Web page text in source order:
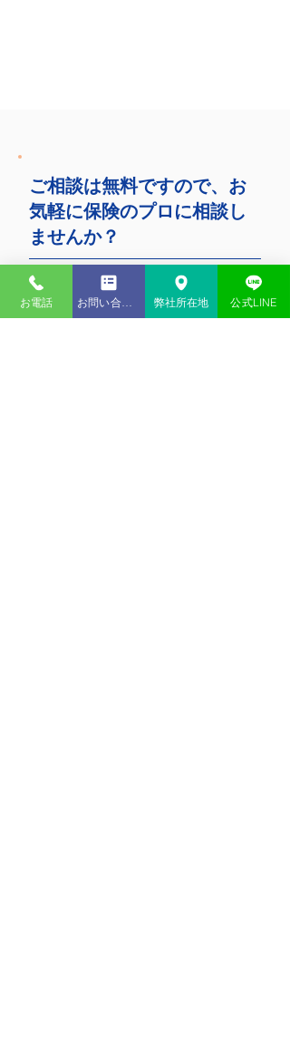
ご相談は無料ですので、お
気軽に保険のプロに相談し
ませんか？
大黒柱のもしも・・・
お子様の心配事
ご自宅の心配事
お電話 弊社所在地 公式LINE